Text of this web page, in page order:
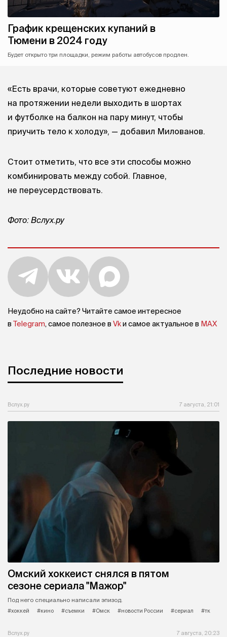
График крещенских купаний в
Тюмени в 2024 году
Будет открыто три площадки, режим работы автобусов продлен.
«Есть врачи, которые советуют ежедневно
на протяжении недели выходить в шортах
и футболке на балкон на пару минут, чтобы
приучить тело к холоду», — добавил Милованов.
Стоит отметить, что все эти способы можно
комбинировать между собой. Главное,
не переусердствовать.
Фото: Вслух.ру
Неудобно на сайте? Читайте самое интересное
в Telegram, самое полезное в Vkи самое актуальное в MAX
Последние новости
Вслух.ру 7 августа, 21:01
Омский хоккеист снялся в пятом
сезоне сериала "Мажор"
Под него специально написали эпизод.
#хоккей
#кино #съемки #Омск #новости России #сериал #тк
Вслух.ру 7 августа, 20:23